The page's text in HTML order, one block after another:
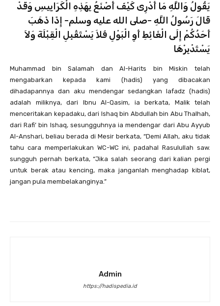
يَقُولُ وَاللَّهِ مَا أَدْرِى كَيْفَ أَصْنَعُ بِهَذِهِ الْكَرَايِيسِ وَقَدْ
قَالَ رَسُولُ اللَّهِ -صلى الله عليه وسلم- إِذَا ذَهَبَ
أَحَدُكُمْ إِلَى الْغَائِطِ أَوِ الْبَوْلِ فَلاَ يَسْتَقْبِلِ الْقِبْلَةَ وَلاَ
يَسْتَدْبِرْهَا
Muhammad bin Salamah dan Al-Harits bin Miskin telah
mengabarkan kepada kami (hadis) yang dibacakan
dihadapannya dan aku mendengar sedangkan lafadz (hadis)
adalah miliknya, dari Ibnu Al-Qasim, ia berkata, Malik telah
menceritakan kepadaku, dari Ishaq bin Abdullah bin Abu Thalhah,
dari Rafi’ bin Ishaq, sesungguhnya ia mendengar dari Abu Ayyub
Al-Anshari, beliau berada di Mesir berkata, “Demi Allah, aku tidak
tahu cara memperlakukan WC-WC ini, padahal Rasulullah saw.
sungguh pernah berkata, “Jika salah seorang dari kalian pergi
untuk berak atau kencing, maka janganlah menghadap kiblat,
jangan pula membelakanginya.”
Admin
https://hadispedia.id